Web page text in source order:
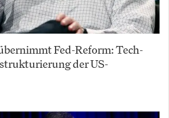
Fed-Reform: Tech-
der US-